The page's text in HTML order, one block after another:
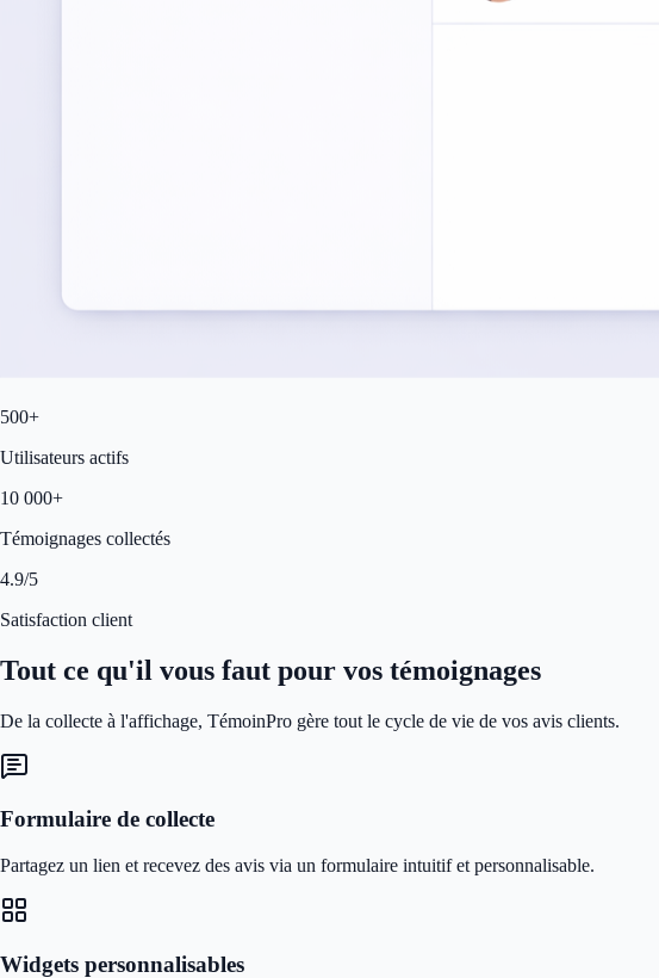
500+
Utilisateurs actifs
10 000+
Témoignages collectés
4.9/5
Satisfaction client
Tout ce qu'il vous faut pour vos témoignages
De la collecte à l'affichage, TémoinPro gère tout le cycle de vie de vos avis clients.
Formulaire de collecte
Partagez un lien et recevez des avis via un formulaire intuitif et personnalisable.
Widgets personnalisables